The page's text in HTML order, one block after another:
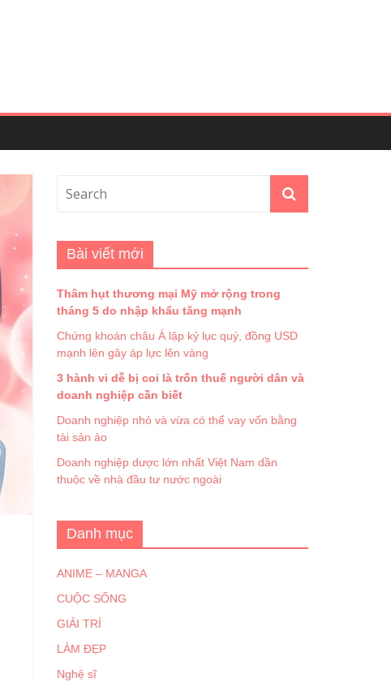
Bài viết mới
Thâm hụt thương mại Mỹ mở rộng trong
tháng 5 do nhập khẩu tăng mạnh
Chứng khoán châu Á lập kỷ lục quý, đồng USD
mạnh lên gây áp lực lên vàng
3 hành vi dễ bị coi là trốn thuế người dân và
doanh nghiệp cần biết
Doanh nghiệp nhỏ và vừa có thể vay vốn bằng
tài sản ảo
Doanh nghiệp dược lớn nhất Việt Nam dần
thuộc về nhà đầu tư nước ngoài
Danh mục
ANIME – MANGA
CUỘC SỐNG
GIẢI TRÍ
LÀM ĐẸP
Nghệ sĩ